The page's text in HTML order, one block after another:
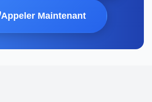
Appeler Maintenant